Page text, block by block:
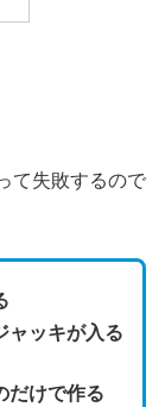
て失敗するので
ャッキが入る
だけで作る